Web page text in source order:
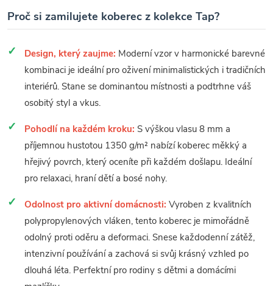
Proč si zamilujete koberec z kolekce Tap?
Design, který zaujme: Moderní vzor v harmonické barevné
kombinaci je ideální pro oživení minimalistických i tradičních
interiérů. Stane se dominantou místnosti a podtrhne váš
osobitý styl a vkus.
Pohodlí na každém kroku: S výškou vlasu 8 mm a
příjemnou hustotou 1350 g/m² nabízí koberec měkký a
hřejivý povrch, který oceníte při každém došlapu. Ideální
pro relaxaci, hraní dětí a bosé nohy.
Odolnost pro aktivní domácnosti: Vyroben z kvalitních
polypropylenových vláken, tento koberec je mimořádně
odolný proti oděru a deformaci. Snese každodenní zátěž,
intenzivní používání a zachová si svůj krásný vzhled po
dlouhá léta. Perfektní pro rodiny s dětmi a domácími